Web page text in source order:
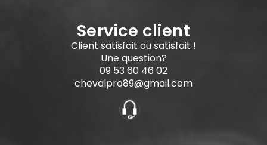
Service client
Client satisfait ou satisfait !
Une question?
09 53 60 46 02
chevalpro89@gmail.com